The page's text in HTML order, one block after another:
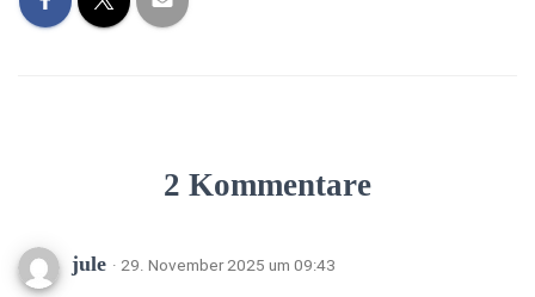
2 Kommentare
jule · 29. November 2025 um 09:43